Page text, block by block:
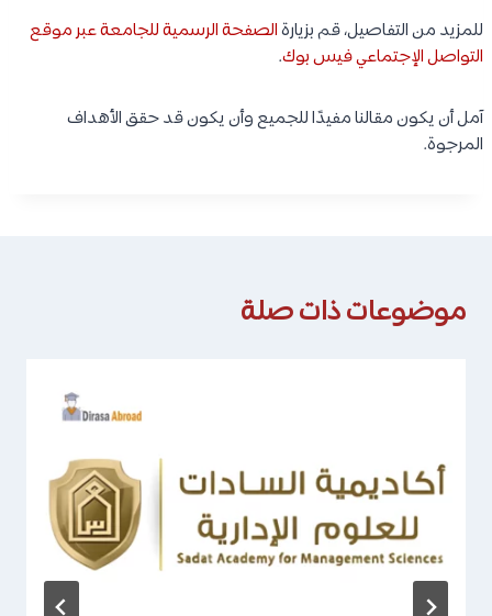
للمزيد من التفاصيل، قم بزيارةالصفحة الرسمية للجامعة عبر موقع
التواصل الإجتماعي فيس بوك.
آمل أن يكون مقالنا مفيدًا للجميع وأن يكون قد حقق الأهداف
المرجوة.
موضوعات ذات صلة